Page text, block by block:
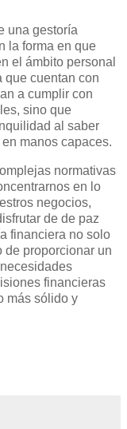
una gestoría
la forma en que
el ámbito personal
que cuentan con
a cumplir con
sino que
al saber
manos capaces.
normativas
en lo
negocios,
de de paz
financiera no solo
de proporcionar un
financieras
más sólido y